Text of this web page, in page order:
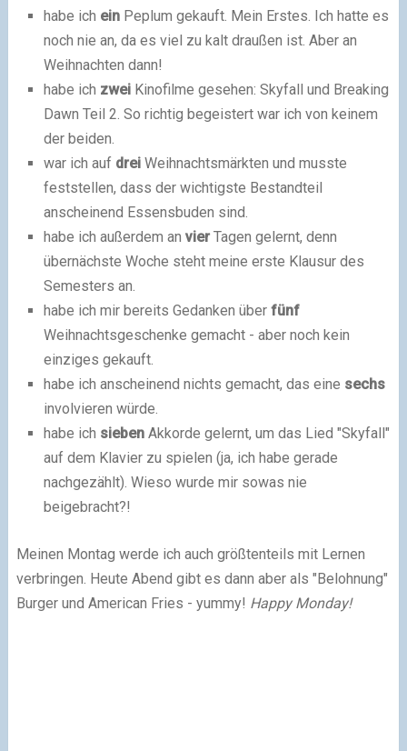
habe ich einPeplum gekauft. Mein Erstes. Ich hatte es
noch nie an, da es viel zu kalt draußen ist. Aber an
Weihnachten dann!
habe ich zweiKinofilme gesehen: Skyfall und Breaking
Dawn Teil 2. So richtig begeistert war ich von keinem
der beiden.
war ich auf dreiWeihnachtsmärkten und musste
feststellen, dass der wichtigste Bestandteil
anscheinend Essensbuden sind.
habe ich außerdem an vierTagen gelernt, denn
übernächste Woche steht meine erste Klausur des
Semesters an.
habe ich mir bereits Gedanken über fünf
Weihnachtsgeschenke gemacht - aber noch kein
einziges gekauft.
habe ich anscheinend nichts gemacht, das eine sechs
involvieren würde.
habe ich siebenAkkorde gelernt, um das Lied "Skyfall"
auf dem Klavier zu spielen (ja, ich habe gerade
nachgezählt). Wieso wurde mir sowas nie
beigebracht?!
Meinen Montag werde ich auch größtenteils mit Lernen
verbringen. Heute Abend gibt es dann aber als "Belohnung"
Burger und American Fries - yummy! Happy Monday!